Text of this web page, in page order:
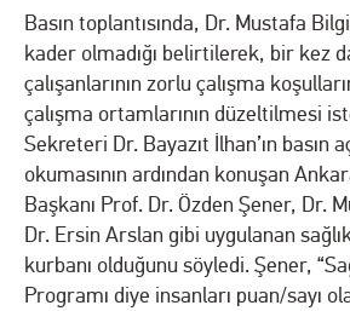
Basın toplantısında, Dr. Mustafa
kader olmadığı belirtilerek, bir kez
çalışanlarının zorlu çalışma
çalışma ortamlarının düzeltilmesi
Sekreteri Dr. Bayazıt İlhan’ın basın
okumasının ardından konuşan
Başkanı Prof. Dr. Özden Şener, Dr.
Dr. Ersin Arslan gibi uygulanan
kurbanı olduğunu söyledi. Şener,
Programı diye insanları puan/sayı